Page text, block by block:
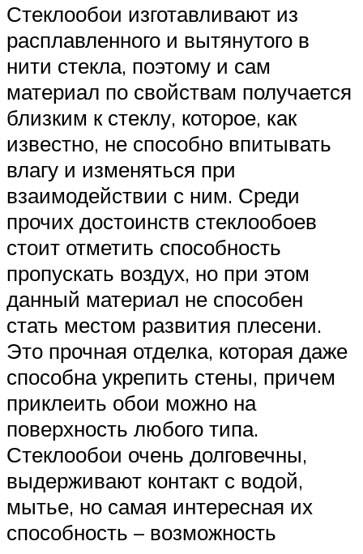
Стеклообои изготавливают из
расплавленного и вытянутого в
нити стекла, поэтому и сам
материал по свойствам получается
близким к стеклу, которое, как
известно, не способно впитывать
влагу и изменяться при
взаимодействии с ним. Среди
прочих достоинств стеклообоев
стоит отметить способность
пропускать воздух, но при этом
данный материал не способен
стать местом развития плесени.
Это прочная отделка, которая даже
способна укрепить стены, причем
приклеить обои можно на
поверхность любого типа.
Стеклообои очень долговечны,
выдерживают контакт с водой,
мытье, но самая интересная их
способность – возможность